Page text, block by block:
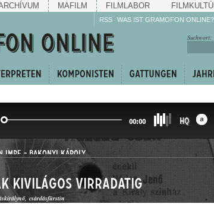
MAFILM FILMLABOR
RSS WAS IST GRAMOFON ONLINE?
Suchwort:
00:00 HQ
IMRE - BAKONYI KÁROLY
kivilágos virradatig
csárdásfürstin